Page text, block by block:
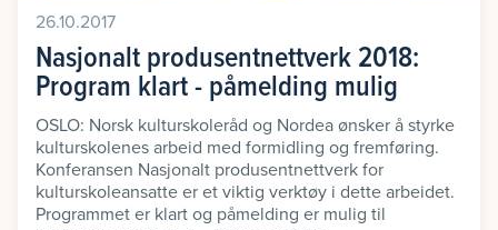
26.10.2017
Nasjonalt produsentnettverk 2018:
Program klart - påmelding mulig
OSLO: Norsk kulturskoleråd og Nordea ønsker å styrke
kulturskolenes arbeid med formidling og fremføring.
Konferansen Nasjonalt produsentnettverk for
kulturskoleansatte er et viktig verktøy i dette arbeidet.
Programmet er klart og påmelding er mulig til